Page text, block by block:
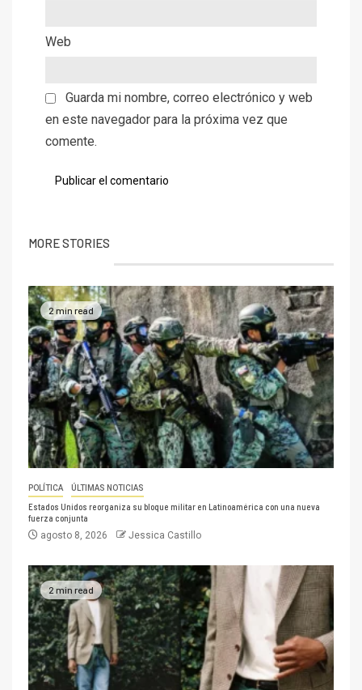
Web
Guarda mi nombre, correo electrónico y web
en este navegador para la próxima vez que
comente.
MORE STORIES
2 min read
POLÍTICA ÚLTIMAS NOTICIAS
Estados Unidos reorganiza su bloque militar en Latinoamérica con una nueva
fuerza conjunta
agosto 8, 2026 Jessica Castillo
2 min read